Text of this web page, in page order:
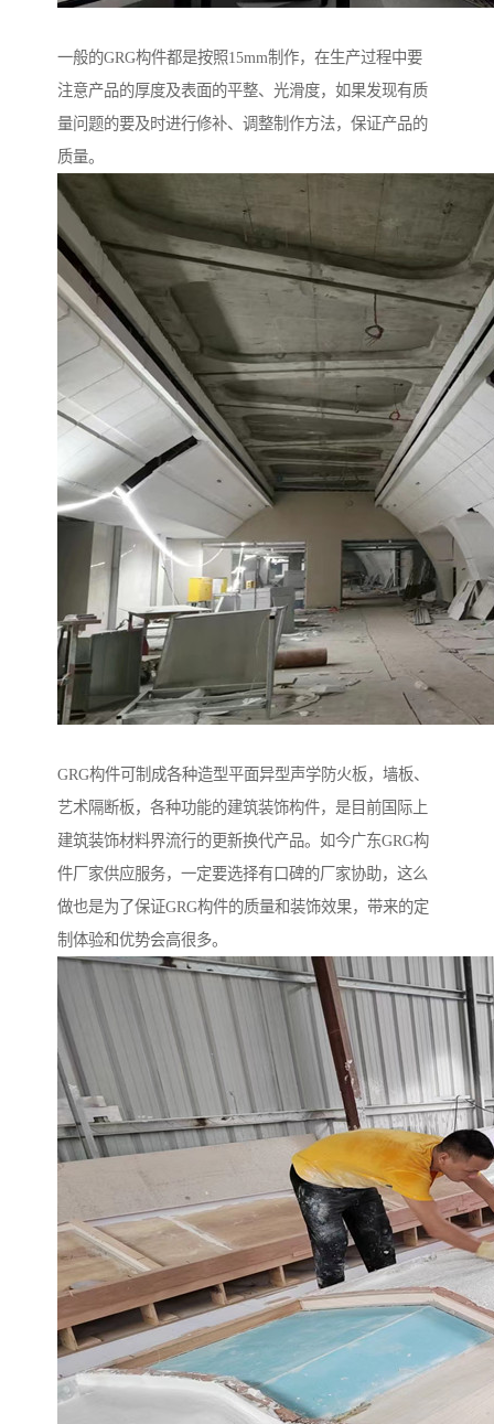
一般的GRG构件都是按照15mm制作，在生产过程中要
注意产品的厚度及表面的平整、光滑度，如果发现有质
量问题的要及时进行修补、调整制作方法，保证产品的
质量。
GRG构件可制成各种造型平面异型声学防火板，墙板、
艺术隔断板，各种功能的建筑装饰构件，是目前国际上
建筑装饰材料界流行的更新换代产品。如今广东GRG构
件厂家供应服务，一定要选择有口碑的厂家协助，这么
做也是为了保证GRG构件的质量和装饰效果，带来的定
制体验和优势会高很多。